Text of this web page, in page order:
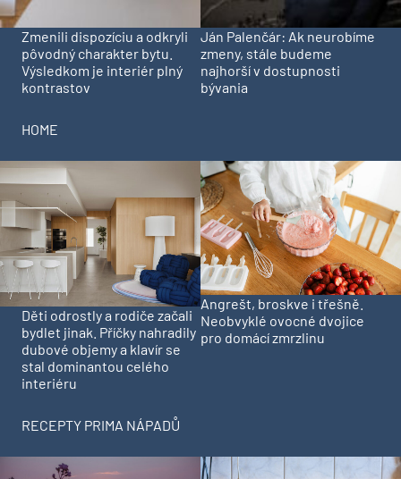
Zmenili dispozíciu a odkryli
pôvodný charakter bytu.
Výsledkom je interiér plný
kontrastov
Ján Palenčár: Ak neurobíme
zmeny, stále budeme
najhorší v dostupnosti
bývania
HOME
Děti odrostly a rodiče začali
bydlet jinak. Příčky nahradily
dubové objemy a klavír se
stal dominantou celého
interiéru
Angrešt, broskve i třešně.
Neobvyklé ovocné dvojice
pro domácí zmrzlinu
RECEPTY PRIMA NÁPADŮ